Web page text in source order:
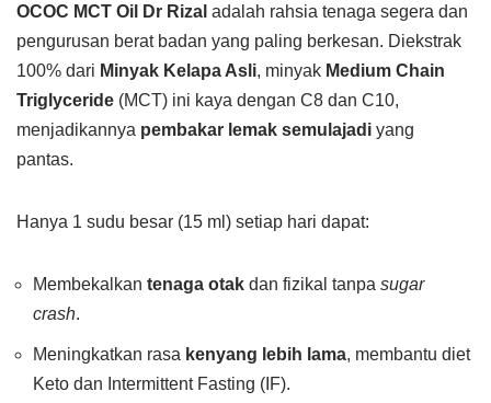
OCOC MCT Oil Dr Rizal adalah rahsia tenaga segera dan
pengurusan berat badan yang paling berkesan. Diekstrak
100% dari Minyak Kelapa Asli, minyak Medium Chain
Triglyceride (MCT) ini kaya dengan C8 dan C10,
menjadikannya pembakar lemak semulajadi yang
pantas.
Hanya 1 sudu besar (15 ml) setiap hari dapat:
Membekalkan tenaga otak dan fizikal tanpa sugar
crash.
Meningkatkan rasa kenyang lebih lama, membantu diet
Keto dan Intermittent Fasting (IF).